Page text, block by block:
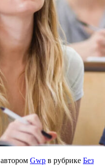
автором Gwp в рубрике Без